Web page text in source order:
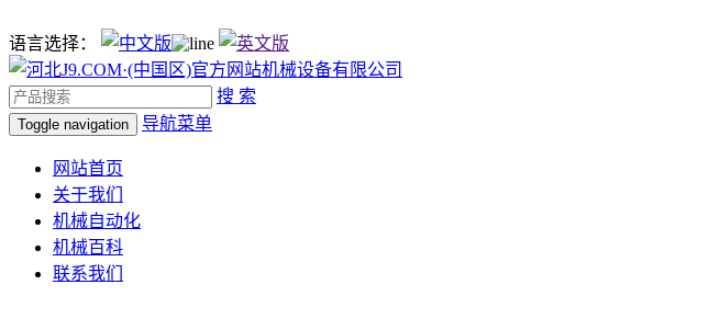
语言选择：
搜 索
Toggle navigation 导航菜单
网站首页
关于我们
机械自动化
机械百科
联系我们